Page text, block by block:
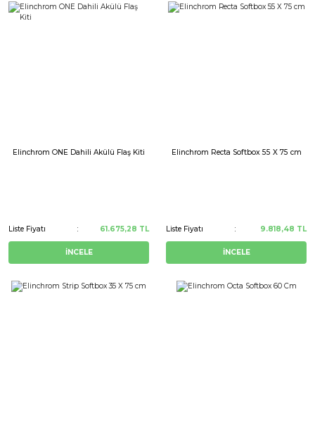
Elinchrom ONE Dahili Akülü Flaş Kiti
Liste Fiyatı 61.675,28 TL
İNCELE
Elinchrom Recta Softbox 55 X 75 cm
Liste Fiyatı 9.818,48 TL
İNCELE